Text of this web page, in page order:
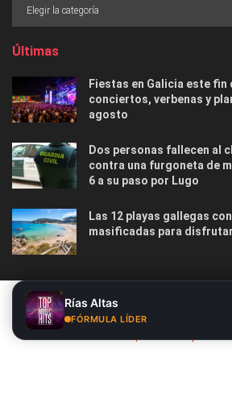
Últimas
Fiestas en Galicia este fin
conciertos, verbenas y
agosto
Dos personas fallecen al
contra una furgoneta de
6 a su paso por Lugo
Las 12 playas gallegas
masificadas para
Nosotros
Rías Altas
FÓRMULA LÍDER
Este sitio web utiliza cookies. Al
web, usted da su consentimiento para el